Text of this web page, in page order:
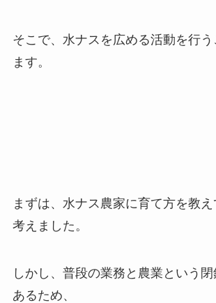
そこで、水ナスを広める活動を行う
ます。
まずは、水ナス農家に育て方を教え
考えました。
しかし、普段の業務と農業という
あるため、